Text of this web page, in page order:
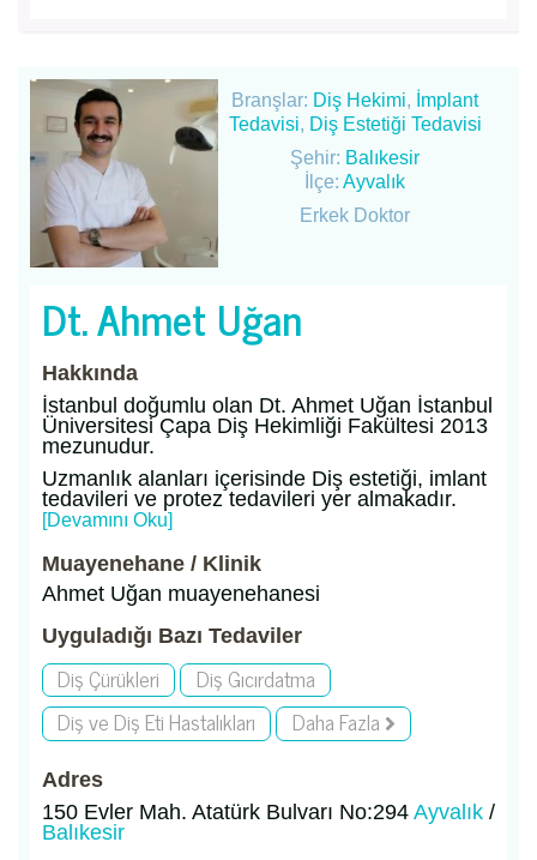
Branşlar: Diş Hekimi, İmplant
Tedavisi, Diş Estetiği Tedavisi
Şehir: Balıkesir
İlçe:Ayvalık
Erkek Doktor
Dt. Ahmet Uğan
Hakkında
İstanbul doğumlu olan Dt. Ahmet Uğan İstanbul
Üniversitesi Çapa Diş Hekimliği Fakültesi 2013
mezunudur.
Uzmanlık alanları içerisinde Diş estetiği, imlant
tedavileri ve protez tedavileri yer almakadır.
[Devamını Oku]
Muayenehane / Klinik
Ahmet Uğan muayenehanesi
Uyguladığı Bazı Tedaviler
Diş Çürükleri
Diş Gıcırdatma
Diş ve Diş Eti Hastalıkları
Daha Fazla
Adres
150 Evler Mah. Atatürk Bulvarı No:294 Ayvalık /
Balıkesir